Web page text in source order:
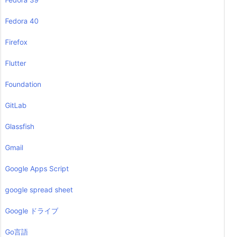
Fedora 40
Firefox
Flutter
Foundation
GitLab
Glassfish
Gmail
Google Apps Script
google spread sheet
Google ドライブ
Go言語